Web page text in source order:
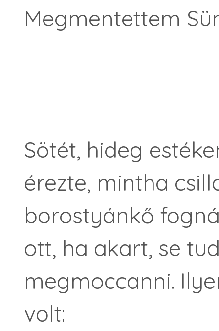
Megmentettem
Sötét, hideg
érezte, mintha
borostyánkő
ott, ha akart, se
megmoccanni.
volt: